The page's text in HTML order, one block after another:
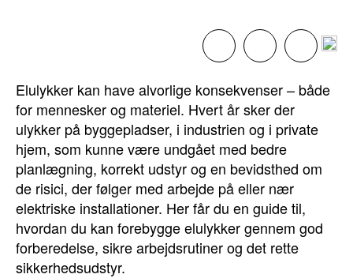
Elulykker kan have alvorlige konsekvenser – både
for mennesker og materiel. Hvert år sker der
ulykker på byggepladser, i industrien og i private
hjem, som kunne være undgået med bedre
planlægning, korrekt udstyr og en bevidsthed om
de risici, der følger med arbejde på eller nær
elektriske installationer. Her får du en guide til,
hvordan du kan forebygge elulykker gennem god
forberedelse, sikre arbejdsrutiner og det rette
sikkerhedsudstyr.